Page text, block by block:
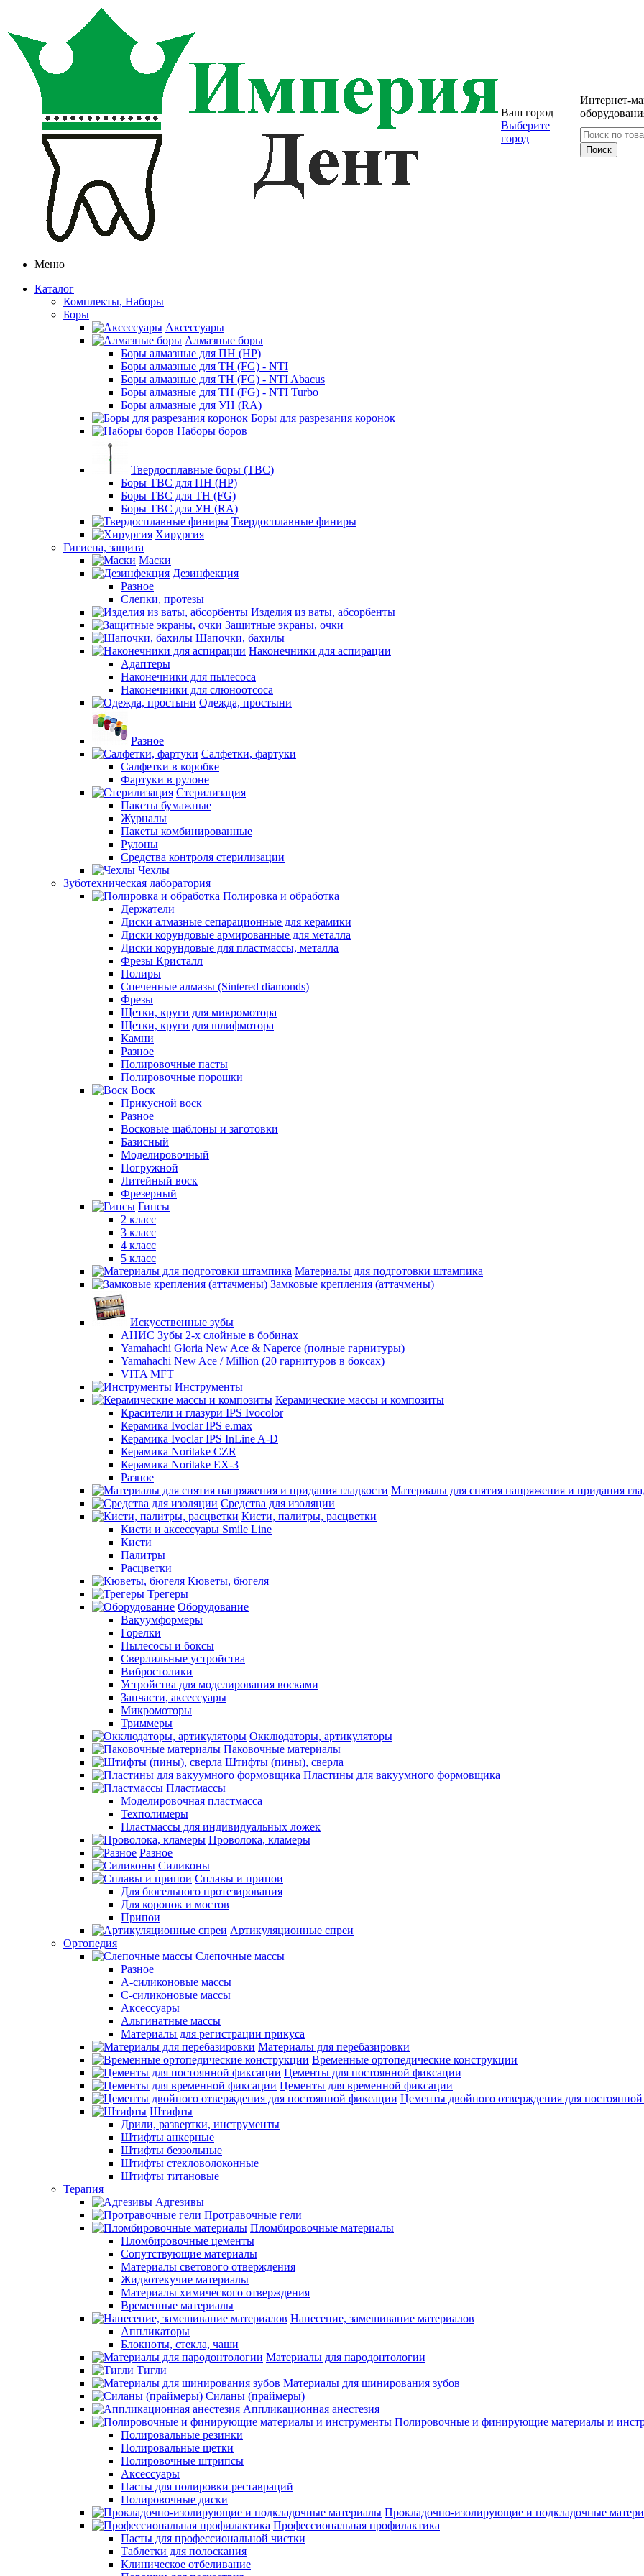
Ваш город
Выберите
город
Интернет-
Меню
Каталог
Комплекты, Наборы
Боры
Аксессуары
Алмазные боры
Боры алмазные для ПН (HP)
Боры алмазные для ТН (FG) - NTI
Боры алмазные для ТН (FG) - NTI Abacus
Боры алмазные для ТН (FG) - NTI Turbo
Боры алмазные для УН (RA)
Боры для разрезания коронок
Наборы боров
Твердосплавные боры (ТВС)
Боры ТВС для ПН (HP)
Боры ТВС для ТН (FG)
Боры ТВС для УН (RA)
Твердосплавные финиры
Хирургия
Гигиена, защита
Маски
Дезинфекция
Разное
Слепки, протезы
Изделия из ваты, абсорбенты
Защитные экраны, очки
Шапочки, бахилы
Наконечники для аспирации
Адаптеры
Наконечники для пылесоса
Наконечники для слюноотсоса
Одежда, простыни
Разное
Салфетки, фартуки
Салфетки в коробке
Фартуки в рулоне
Стерилизация
Пакеты бумажные
Журналы
Пакеты комбинированные
Рулоны
Средства контроля стерилизации
Чехлы
Зуботехническая лаборатория
Полировка и обработка
Держатели
Диски алмазные сепарационные для керамики
Диски корундовые армированные для металла
Диски корундовые для пластмассы, металла
Фрезы Кристалл
Полиры
Спеченные алмазы (Sintered diamonds)
Фрезы
Щетки, круги для микромотора
Щетки, круги для шлифмотора
Камни
Разное
Полировочные пасты
Полировочные порошки
Воск
Прикусной воск
Разное
Восковые шаблоны и заготовки
Базисный
Моделировочный
Погружной
Литейный воск
Фрезерный
Гипсы
2 класс
3 класс
4 класс
5 класс
Материалы для подготовки штампика
Замковые крепления (аттачмены)
Искусственные зубы
АНИС Зубы 2-х слойные в бобинах
Yamahachi Gloria New Ace & Naperce (полные гарнитуры)
Yamahachi New Ace / Million (20 гарнитуров в боксах)
VITA MFT
Инструменты
Керамические массы и композиты
Красители и глазури IPS Ivocolor
Керамика Ivoclar IPS e.max
Керамика Ivoclar IPS InLine A-D
Керамика Noritake CZR
Керамика Noritake EX-3
Разное
Материалы для снятия напряжения и придания
Средства для изоляции
Кисти, палитры, расцветки
Кисти и аксессуары Smile Line
Кисти
Палитры
Расцветки
Кюветы, бюгеля
Трегеры
Оборудование
Вакуумформеры
Горелки
Пылесосы и боксы
Сверлильные устройства
Вибростолики
Устройства для моделирования восками
Запчасти, аксессуары
Микромоторы
Триммеры
Окклюдаторы, артикуляторы
Паковочные материалы
Штифты (пины), сверла
Пластины для вакуумного формовщика
Пластмассы
Моделировочная пластмасса
Техполимеры
Пластмассы для индивидуальных ложек
Проволока, кламеры
Разное
Силиконы
Сплавы и припои
Для бюгельного протезирования
Для коронок и мостов
Припои
Артикуляционные спреи
Ортопедия
Слепочные массы
Разное
А-силиконовые массы
С-силиконовые массы
Аксессуары
Альгинатные массы
Материалы для регистрации прикуса
Материалы для перебазировки
Временные ортопедические конструкции
Цементы для постоянной фиксации
Цементы для временной фиксации
Цементы двойного отверждения для
Штифты
Дрили, развертки, инструменты
Штифты анкерные
Штифты беззольные
Штифты стекловолоконные
Штифты титановые
Терапия
Адгезивы
Протравочные гели
Пломбировочные материалы
Пломбировочные цементы
Сопутствующие материалы
Материалы светового отверждения
Жидкотекучие материалы
Материалы химического отверждения
Временные материалы
Нанесение, замешивание материалов
Аппликаторы
Блокноты, стекла, чаши
Материалы для пародонтологии
Тигли
Материалы для шинирования зубов
Силаны (праймеры)
Аппликационная анестезия
Полировочные и финирующие материалы и
Полировальные резинки
Полировальные щетки
Полировочные штрипсы
Аксессуары
Пасты для полировки реставраций
Полировочные диски
Прокладочно-изолирующие и подкладочные
Профессиональная профилактика
Пасты для профессиональной чистки
Таблетки для полоскания
Клиническое отбеливание